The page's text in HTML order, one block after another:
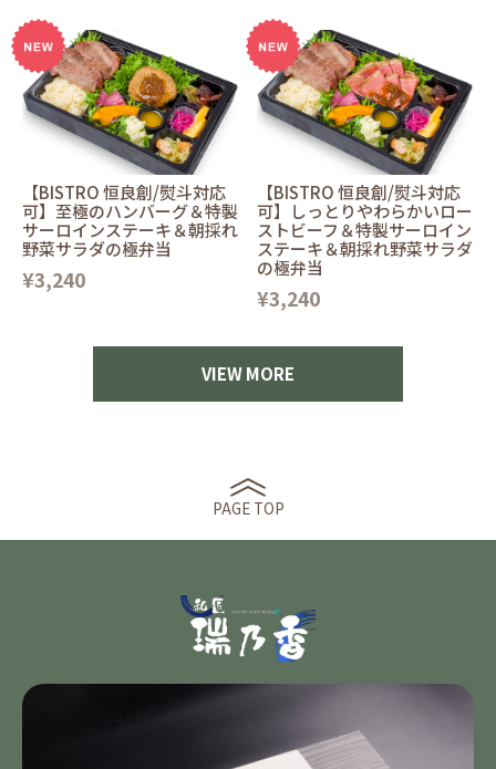
【BISTRO 恒良創/熨斗対応
可】至極のハンバーグ＆特製
サーロインステーキ＆朝採れ
野菜サラダの極弁当
¥3,240
【BISTRO 恒良創/熨斗対応
可】しっとりやわらかいロー
ストビーフ＆特製サーロイン
ステーキ＆朝採れ野菜サラダ
の極弁当
¥3,240
VIEW MORE
PAGE TOP